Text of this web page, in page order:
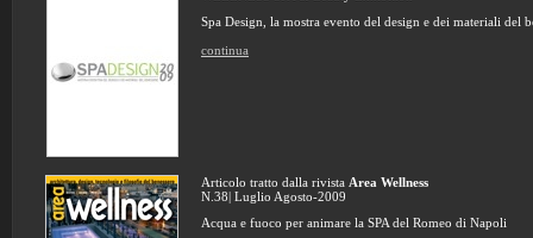
Spa Design, la mostra evento del design e dei materiali del
continua
Articolo tratto dalla rivista Area Wellness
N.38| Luglio Agosto-2009
Acqua e fuoco per animare la SPA del Romeo di Napoli